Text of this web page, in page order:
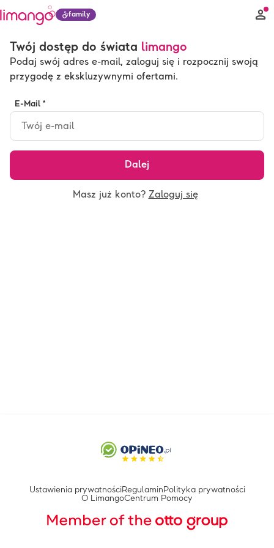
family
Twój dostęp do świata limango
Podaj swój adres e-mail, zaloguj się i rozpocznij swoją
przygodę z ekskluzywnymi ofertami.
E-Mail *
Dalej
Masz już konto? Zaloguj się
Ustawienia prywatnościRegulamin Polityka prywatności
O LimangoCentrum Pomocy